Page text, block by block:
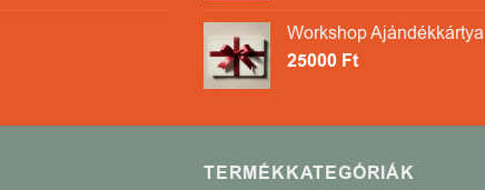
Workshop
25000 Ft
TERMÉKKATEGÓRIÁK